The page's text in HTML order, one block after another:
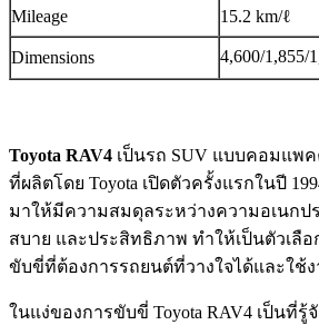
Mileage 15.2 km/ℓ
Dimensions 4,600/1,855/
Toyota RAV4 เป็นรถ SUV แบบคอมแพ
ที่ผลิตโดย Toyota เปิดตัวครั้งแรกในปี
มาให้มีความสมดุลระหว่างความอเนกป
สบาย และประสิทธิภาพ ทำให้เป็นตัวเลื
ขับขี่ที่ต้องการรถยนต์ที่วางใจได้และใช้ง
ในแง่ของการขับขี่ Toyota RAV4 เป็นที่